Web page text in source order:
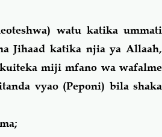
watu katika ummati
Jihaad katika njia ya Allaah,
miji mfano wa wafalme
vyao (Peponi) bila shaka